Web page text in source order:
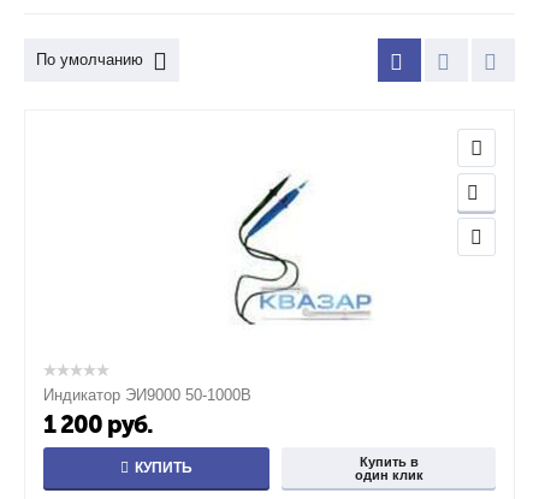
По умолчанию
Индикатор ЭИ9000 50-1000В
1 200 руб.
КУПИТЬ
Купить в
один клик